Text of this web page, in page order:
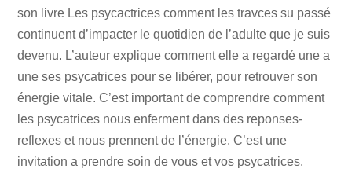
son livre Les psycactrices comment les travces su passé
continuent d’impacter le quotidien de l’adulte que je suis
devenu. L’auteur explique comment elle a regardé une a
une ses psycatrices pour se libérer, pour retrouver son
énergie vitale. C’est important de comprendre comment
les psycatrices nous enferment dans des reponses-
reflexes et nous prennent de l’énergie. C’est une
invitation a prendre soin de vous et vos psycatrices.